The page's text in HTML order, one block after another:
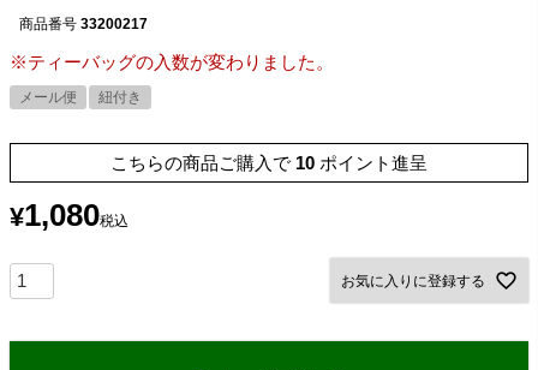
商品番号 33200217
※ティーバッグの入数が変わりました。
メール便 紐付き
こちらの商品ご購入で 10 ポイント進呈
¥1,080税込
お気に入りに登録する